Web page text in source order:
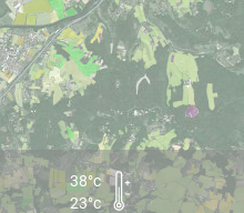
38°c
23°c